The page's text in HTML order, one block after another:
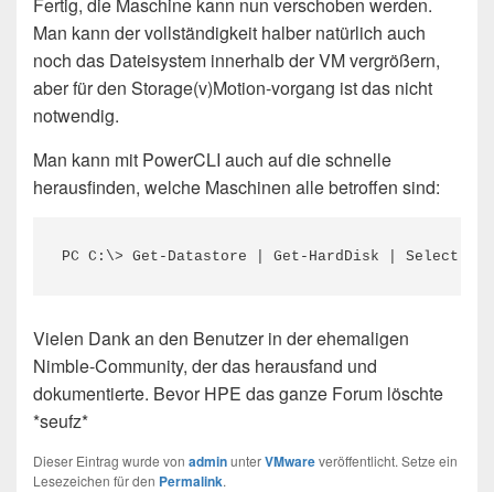
Man kann der vollständigkeit halber natürlich auch
noch das Dateisystem innerhalb der VM vergrößern,
aber für den Storage(v)Motion-vorgang ist das nicht
notwendig.
Man kann mit PowerCLI auch auf die schnelle
herausfinden, welche Maschinen alle betroffen sind:
PC C:\> Get-Datastore | Get-HardDisk | Select
Vielen Dank an den Benutzer in der ehemaligen
Nimble-Community, der das herausfand und
dokumentierte. Bevor HPE das ganze Forum löschte
*seufz*
Dieser Eintrag wurde von adminunterVMwareveröffentlicht. Setze ein
Lesezeichen für den Permalink.